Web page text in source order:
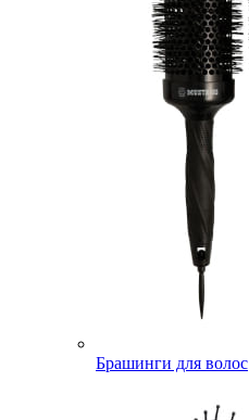
Брашинги для волос